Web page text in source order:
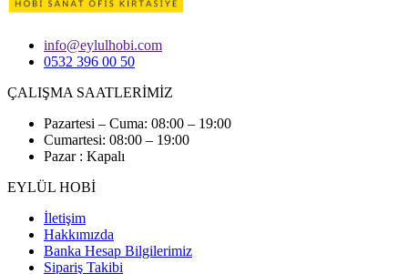
info@eylulhobi.com
0532 396 00 50
ÇALIŞMA SAATLERİMİZ
Pazartesi – Cuma: 08:00 – 19:00
Cumartesi: 08:00 – 19:00
Pazar : Kapalı
EYLÜL HOBİ
İletişim
Hakkımızda
Banka Hesap Bilgilerimiz
Sipariş Takibi